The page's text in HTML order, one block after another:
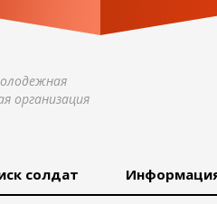
организация
солдат